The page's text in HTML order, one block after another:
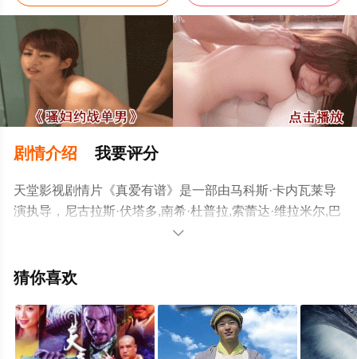
剧情介绍 我要评分
天堂影视剧情片《真爱有谱》是一部由马科斯·卡内瓦莱导
演执导，尼古拉斯·伏塔多,南希·杜普拉,索蕾达·维拉米尔,巴
勃罗·拉戈,Diego,Alonso,Pérez,Mayra,Homar,Zeus,Milo等
整版电影大全就上天堂电影网，更多相关信息可移步至豆

猜你喜欢